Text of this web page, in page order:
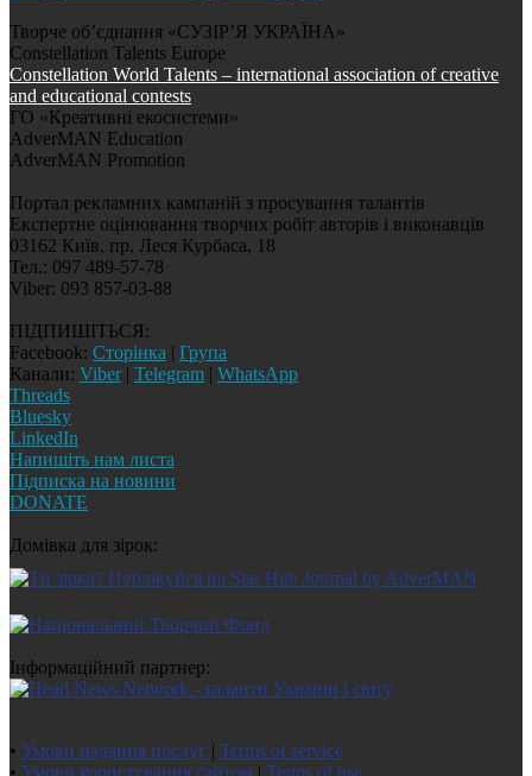
Творче об’єднання «СУЗІР’Я УКРАЇНА»
Constellation Talents Europe
Constellation World Talents – international association of creative
and educational contests
ГО «Креативні екосистеми»
AdverMAN Education
AdverMAN Promotion
Портал рекламних кампаній з просування талантів
Експертне оцінювання творчих робіт авторів і виконавців
03162 Київ, пр. Леся Курбаса, 18
Тел.: 097 489-57-78
Viber: 093 857-03-88
ПІДПИШІТЬСЯ:
Facebook: Сторінка | Група
Канали: Viber| Telegram | WhatsApp
Threads
Bluesky
LinkedIn
Напишіть нам листа
Підписка на новини
DONATE
Домівка для зірок:
Інформаційний партнер:
• Умови надання послуг | Terms of service
• Умови користування сайтом | Terms of use